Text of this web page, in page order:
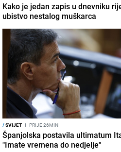
Kako je jedan zapis u dnevniku
ubistvo nestalog muškarca
/SVIJET I PRIJE 26MIN
Španjolska postavila ultimatum
"Imate vremena do nedjelje"